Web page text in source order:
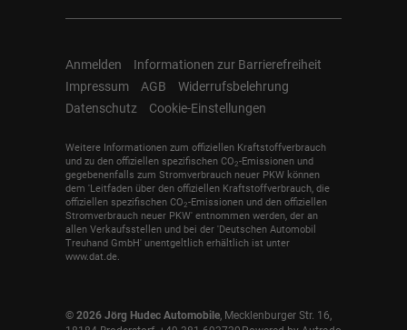
Anmelden
Informationen zur Barrierefreiheit
Impressum
AGB
Widerrufsbelehrung
Datenschutz
Cookie-Einstellungen
Weitere Informationen zum offiziellen Kraftstoffverbrauch
und zu den offiziellen spezifischen CO2-Emissionen und
gegebenenfalls zum Stromverbrauch neuer PKW können
dem 'Leitfaden über den offiziellen Kraftstoffverbrauch, die
offiziellen spezifischen CO2-Emissionen und den offiziellen
Stromverbrauch neuer PKW' entnommen werden, der an
allen Verkaufsstellen und bei der 'Deutschen Automobil
Treuhand GmbH' unentgeltlich erhältlich ist unter
www.dat.de.
© 2026 Jörg Hudec Automobile Mecklenburger Str. 16